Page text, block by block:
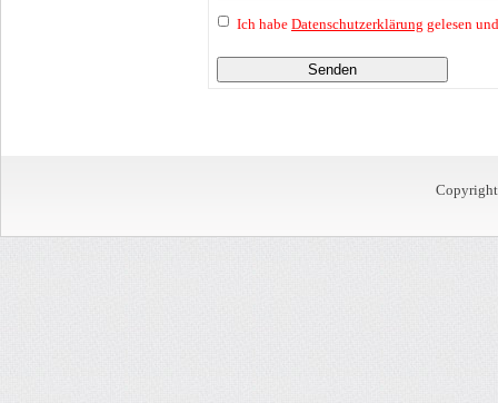
Ich habe Datenschutzerklärung gelesen
Senden